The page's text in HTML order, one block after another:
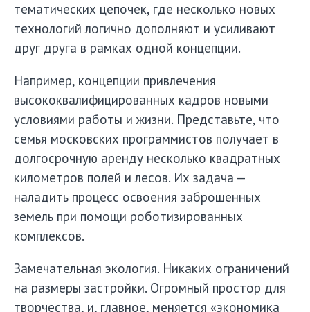
тематических цепочек, где несколько новых
технологий логично дополняют и усиливают
друг друга в рамках одной концепции.
Например, концепции привлечения
высококвалифицированных кадров новыми
условиями работы и жизни. Представьте, что
семья московских программистов получает в
долгосрочную аренду несколько квадратных
километров полей и лесов. Их задача —
наладить процесс освоения заброшенных
земель при помощи роботизированных
комплексов.
Замечательная экология. Никаких ограничений
на размеры застройки. Огромный простор для
творчества, и, главное, меняется «экономика